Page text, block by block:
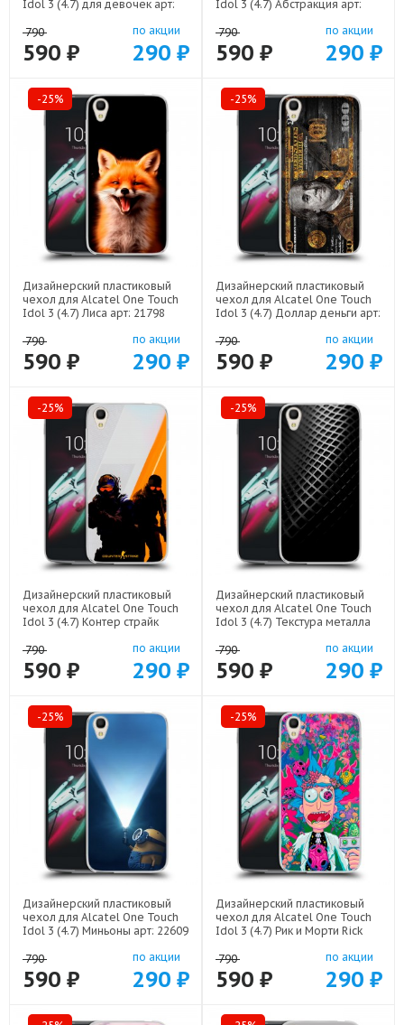
Idol 3 (4.7) для девочек арт:
790
590 ₽
по акции
290 ₽
Idol 3 (4.7) Абстракция арт:
790
590 ₽
по акции
290 ₽
-25%
Дизайнерский пластиковый
чехол для Alcatel One Touch
Idol 3 (4.7) Лиса арт: 21798
790
590 ₽
по акции
290 ₽
-25%
Дизайнерский пластиковый
чехол для Alcatel One Touch
Idol 3 (4.7) Доллар деньги арт:
790
590 ₽
по акции
290 ₽
-25%
Дизайнерский пластиковый
чехол для Alcatel One Touch
Idol 3 (4.7) Контер страйк
790
590 ₽
по акции
290 ₽
-25%
Дизайнерский пластиковый
чехол для Alcatel One Touch
Idol 3 (4.7) Текстура металла
790
590 ₽
по акции
290 ₽
-25%
Дизайнерский пластиковый
чехол для Alcatel One Touch
Idol 3 (4.7) Миньоны арт: 22609
790
590 ₽
по акции
290 ₽
-25%
Дизайнерский пластиковый
чехол для Alcatel One Touch
Idol 3 (4.7) Рик и Морти Rick
790
590 ₽
по акции
290 ₽